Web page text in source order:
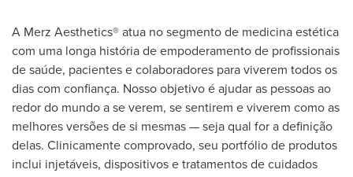
A Merz Aesthetics® atua no segmento de medicina estética
com uma longa história de empoderamento de profissionais
de saúde, pacientes e colaboradores para viverem todos os
dias com confiança. Nosso objetivo é ajudar as pessoas ao
redor do mundo a se verem, se sentirem e viverem como as
melhores versões de si mesmas — seja qual for a definição
delas. Clinicamente comprovado, seu portfólio de produtos
inclui injetáveis, dispositivos e tratamentos de cuidados